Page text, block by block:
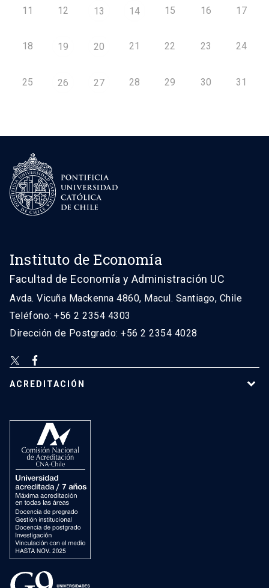
11 12 13 14 15 16 17
18 19 20 21 22 23 24
25 26 27 28 29 30 31
Instituto de Economía
Facultad de Economía y Administración UC
Avda. Vicuña Mackenna 4860, Macul. Santiago, Chile
Teléfono: +56 2 2354 4303
Dirección de Postgrado: +56 2 2354 4028
ACREDITACIÓN